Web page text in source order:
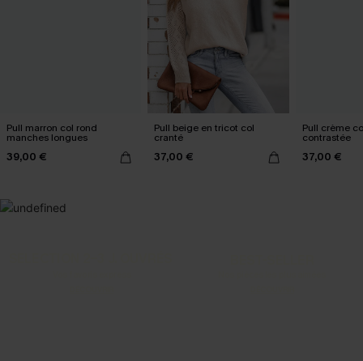
Pull marron col rond
manches longues
39,00 €
Pull beige en tricot col
cranté
37,00 €
Pull crème
contrastée
37,00 €